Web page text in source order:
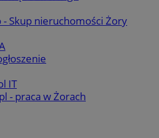
- Skup nieruchomości Żory
IT
- praca w Żorach